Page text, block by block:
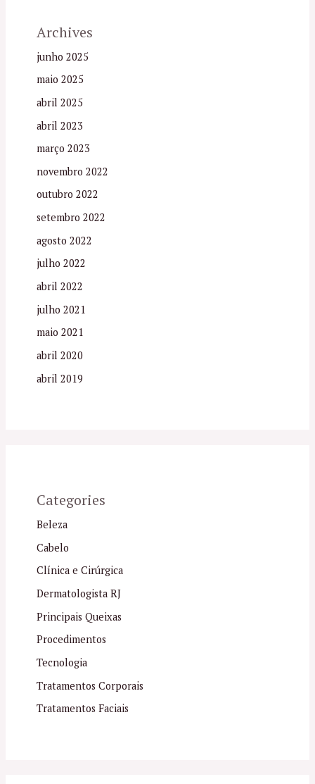
Archives
junho 2025
maio 2025
abril 2025
abril 2023
março 2023
novembro 2022
outubro 2022
setembro 2022
agosto 2022
julho 2022
abril 2022
julho 2021
maio 2021
abril 2020
abril 2019
Categories
Beleza
Cabelo
Clínica e Cirúrgica
Dermatologista RJ
Principais Queixas
Procedimentos
Tecnologia
Tratamentos Corporais
Tratamentos Faciais